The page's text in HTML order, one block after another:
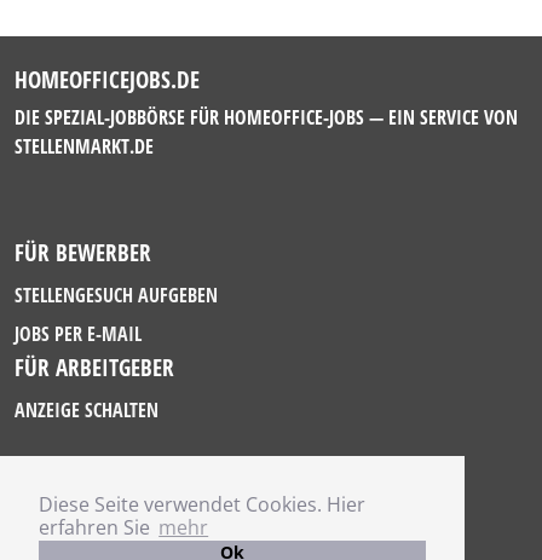
Diese Seite verwendet Cookies. Hier
erfahren Sie mehr
Ok
HOMEOFFICEJOBS.DE
DIE SPEZIAL-JOBBÖRSE FÜR HOMEOFFICE-JOBS — EIN SERVICE VON
STELLENMARKT.DE
FÜR BEWERBER
STELLENGESUCH AUFGEBEN
JOBS PER E-MAIL
FÜR ARBEITGEBER
ANZEIGE SCHALTEN
IMPRESSUM
DATENSCHUTZ